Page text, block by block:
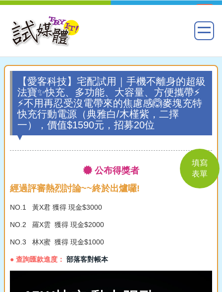
【愛客科技】宅配試用｜手機不離身的超級
法寶✨快充、多功能、大容量、方便攜帶⚡
⚡不用再忍受沒電帶來的焦慮感🙆麥塊充特
快充行動電源（典雅白/木槿紫，二擇
一），價值$1590元，招募20位
公布得獎者
經過評審熱烈討論~~終於出爐囉!
NO.1 黃X君 獲得 現金$3000
NO.2 羅X雲 獲得 現金$2000
NO.3 林X蜜 獲得 現金$1000
● 查詢匯款進度： 部落客對帳本
填寫
表單